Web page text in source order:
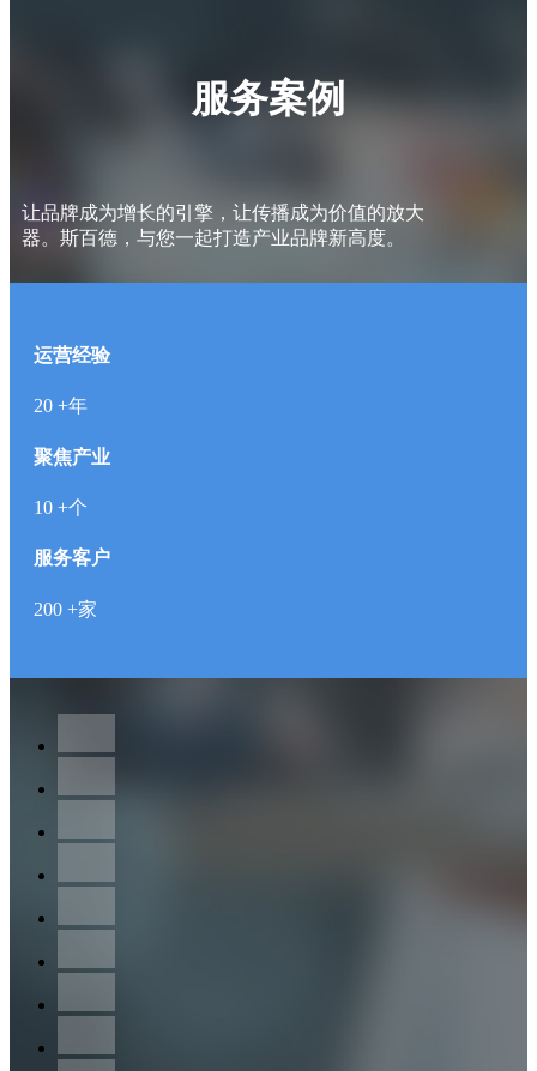
服务案例
让品牌成为增长的引擎，让传播成为价值的放大
器。斯百德，与您一起打造产业品牌新高度。
运营经验
20 +年
聚焦产业
10 +个
服务客户
200 +家